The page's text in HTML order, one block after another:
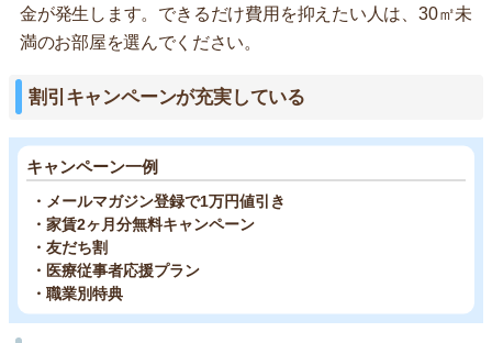
金が発生します。できるだけ費用を抑えたい人は、30㎡未
満のお部屋を選んでください。
割引キャンペーンが充実している
キャンペーン一例
・メールマガジン登録で1万円値引き
・家賃2ヶ月分無料キャンペーン
・友だち割
・医療従事者応援プラン
・職業別特典